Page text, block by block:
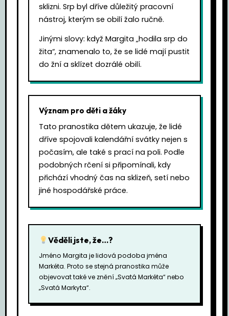
sklizni. Srp byl dříve důležitý pracovní
nástroj, kterým se obilí žalo ručně.
Jinými slovy: když Margita „hodila srp do
žita“, znamenalo to, že se lidé mají pustit
do žní a sklízet dozrálé obilí.
Význam pro děti a žáky
Tato pranostika dětem ukazuje, že lidé
dříve spojovali kalendářní svátky nejen s
počasím, ale také s prací na poli. Podle
podobných rčení si připomínali, kdy
přichází vhodný čas na sklizeň, setí nebo
jiné hospodářské práce.
Věděli jste, že…?
Jméno Margita je lidová podoba jména
Markéta. Proto se stejná pranostika může
objevovat také ve znění „Svatá Markéta“ nebo
„Svatá Markyta“.